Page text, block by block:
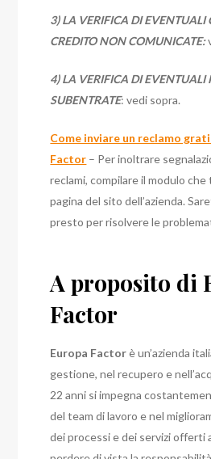
3) LA VERIFICA DI EVENTUALI
CREDITO NON COMUNICATE:
4) LA VERIFICA DI EVENTUALI
SUBENTRATE: vedi sopra.
Come inviare un reclamo
Factor – Per inoltrare
reclami, compilare il modulo
pagina del sito dell’azienda.
presto per risolvere le
A proposito di
Factor
Europa Factorè un’azienda
gestione, nel recupero e
22 anni si impegna
del team di lavoro e nel
dei processi e dei servizi offerti